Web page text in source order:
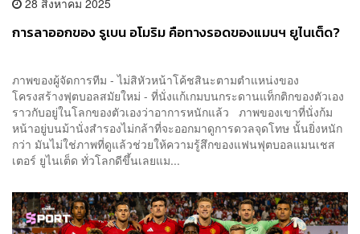
การลาออกของ รูเบน อโมริม คือทางรอดของแมนฯ ยูไนเต็ด?
ภาพของผู้จัดการทีม - ไม่สิหัวหน้าโค้ชสินะตามตำแหน่งของ
โครงสร้างฟุตบอลสมัยใหม่ - ที่นั่งแก้เกมบนกระดานแท็กติกของตัวเอง
ราวกับอยู่ในโลกของตัวเองว่าอาการหนักแล้ว ภาพของเขาที่นั่งก้ม
หน้าอยู่บนม้านั่งสำรองไม่กล้าที่จะออกมาดูการดวลจุดโทษ นั้นยิ่งหนัก
กว่า มันไม่ใช่ภาพที่ดูแล้วช่วยให้ความรู้สึกของแฟนฟุตบอลแมนเชส
เตอร์ ยูไนเต็ด ทั่วโลกดีขึ้นเลยแม...